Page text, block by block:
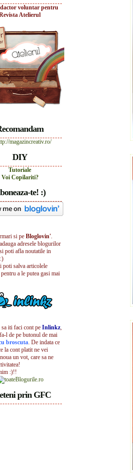
voluntar pentru
Atelierul
DIY
Tutoriale
Voi Copilariti?
te! :)
si pe Bloglovin'.
adresele blogurilor
poti afla noutatile in
poti salva articolele
a le putea gasi mai
iti faci cont pe Inlinkz,
l de pe butonul de mai
broscuta. De indata ce
la cont platit ne vei
un vot, care sa ne
:)!!
prin GFC